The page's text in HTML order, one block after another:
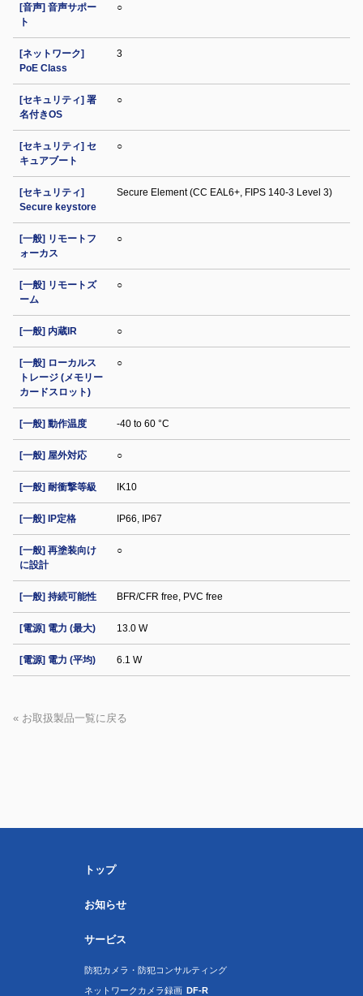
[音声] 音声サポー
ト
○
[ネットワーク]
PoE Class
3
[セキュリティ] 署
名付きOS
○
[セキュリティ] セ
キュアブート
○
[セキュリティ]
Secure keystore
Secure Element (CC EAL6+, FIPS 140-3 Level 3)
[一般] リモートフ
ォーカス
○
[一般] リモートズ
ーム
○
[一般] 内蔵IR ○
[一般] ローカルス
トレージ (メモリー
カードスロット)
○
[一般] 動作温度 -40 to 60 °C
[一般] 屋外対応 ○
[一般] 耐衝撃等級 IK10
[一般] IP定格 IP66, IP67
[一般] 再塗装向け
に設計
○
[一般] 持続可能性 BFR/CFR free, PVC free
[電源] 電力 (最大) 13.0 W
[電源] 電力 (平均) 6.1 W
« お取扱製品一覧に戻る
トップ
お知らせ
サービス
防犯カメラ・防犯コンサルティング
ネットワークカメラ録画 DF-R